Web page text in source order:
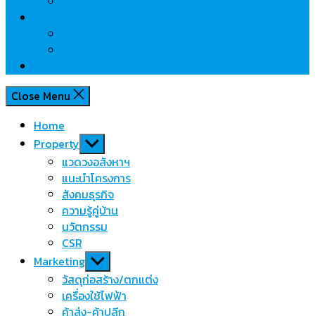
Close Menu
Home
Property Show
sub
menu
แวดวงอสังหาฯ
แนะนำโครงการ
สังคมธุรกิจ
ความรู้คู่บ้าน
นวัตกรรม
CSR
Marketing Show
sub
menu
วัสดุก่อสร้าง/ตกแต่ง
เครื่องใช้ไฟฟ้า
ค้าส่ง-ค้าปลีก